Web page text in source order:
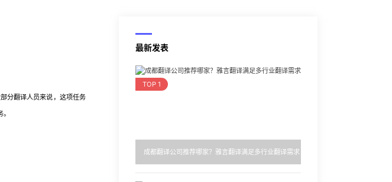
分翻译人员来说，这项任务
最新发表
TOP 1
成都翻译公司推荐哪家？雅言翻译满足多行业翻译需求